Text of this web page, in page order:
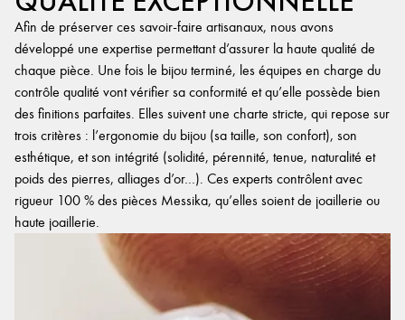
Afin de préserver ces savoir-faire artisanaux, nous avons
développé une expertise permettant d’assurer la haute qualité de
chaque pièce. Une fois le bijou terminé, les équipes en charge du
contrôle qualité vont vérifier sa conformité et qu’elle possède bien
des finitions parfaites. Elles suivent une charte stricte, qui repose sur
trois critères : l’ergonomie du bijou (sa taille, son confort), son
esthétique, et son intégrité (solidité, pérennité, tenue, naturalité et
poids des pierres, alliages d’or…). Ces experts contrôlent avec
rigueur 100 % des pièces Messika, qu’elles soient de joaillerie ou
haute joaillerie.